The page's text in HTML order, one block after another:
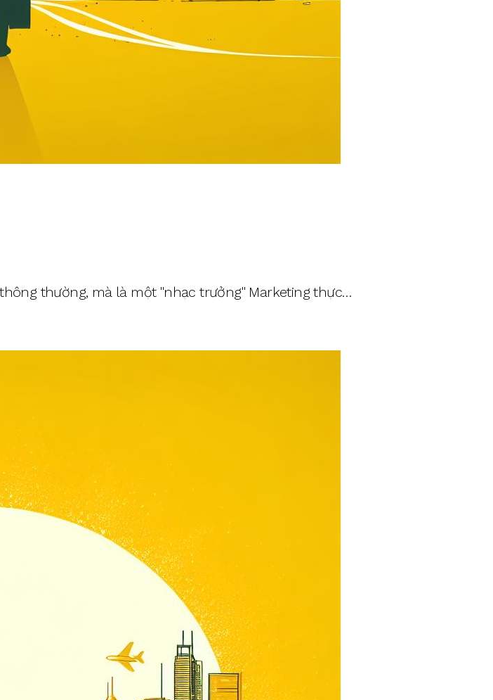
thường, mà là một "nhạc trưởng" Marketing thực…